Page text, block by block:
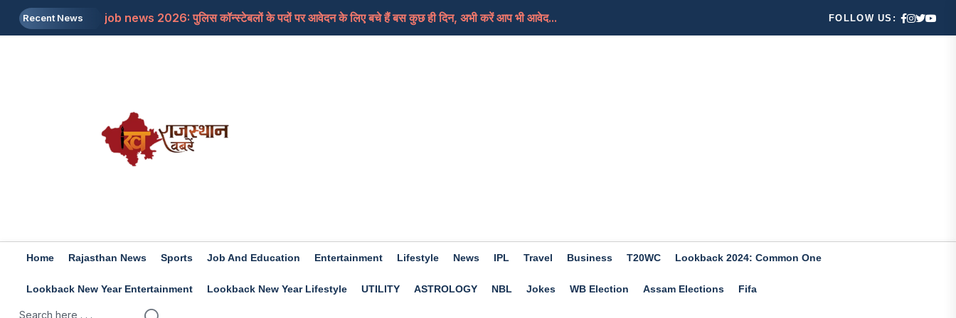
Recent News
job news 2026: पुलिस कॉन्स्टेबलों के पदों पर आवेदन के लिए बचे हैं बस कुछ ही दिन, अभी करें आप भी आवेद...
Rashifal 7 aug 2026: इन राशियों के जातकों के लिए मिला जुला होगा दिन, मिलेगी आपको सफलता, जाने क्या कह...
FOLLOW US:
Home Rajasthan News Sports Job And Education Entertainment Lifestyle News IPL Travel Business T20WC Lookback 2024: Common One
Lookback New Year Entertainment Lookback New Year Lifestyle UTILITY ASTROLOGY NBL Jokes WB Election Assam Elections Fifa